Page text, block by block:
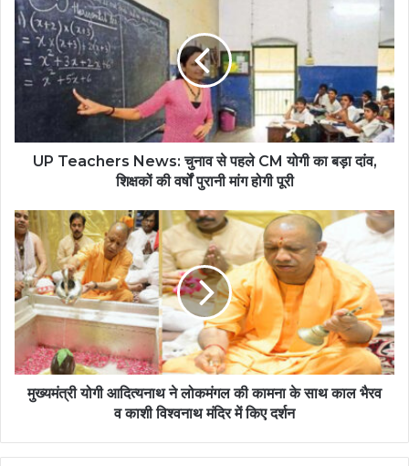
UP Teachers News: चुनाव से पहले CM योगी का बड़ा दांव,
शिक्षकों की वर्षों पुरानी मांग होगी पूरी
मुख्यमंत्री योगी आदित्यनाथ ने लोकमंगल की कामना के साथ काल भैरव
व काशी विश्वनाथ मंदिर में किए दर्शन